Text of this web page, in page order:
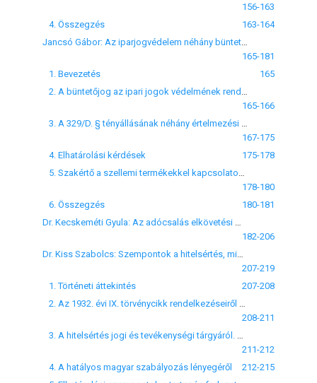
156-163
4. Összegzés
163-164
165-181
1. Bevezetés
165
165-166
167-175
4. Elhatárolási kérdések
175-178
178-180
6. Összegzés
180-181
182-206
207-219
1. Történeti áttekintés
207-208
208-211
211-212
4. A hatályos magyar szabályozás lényegéről
212-215